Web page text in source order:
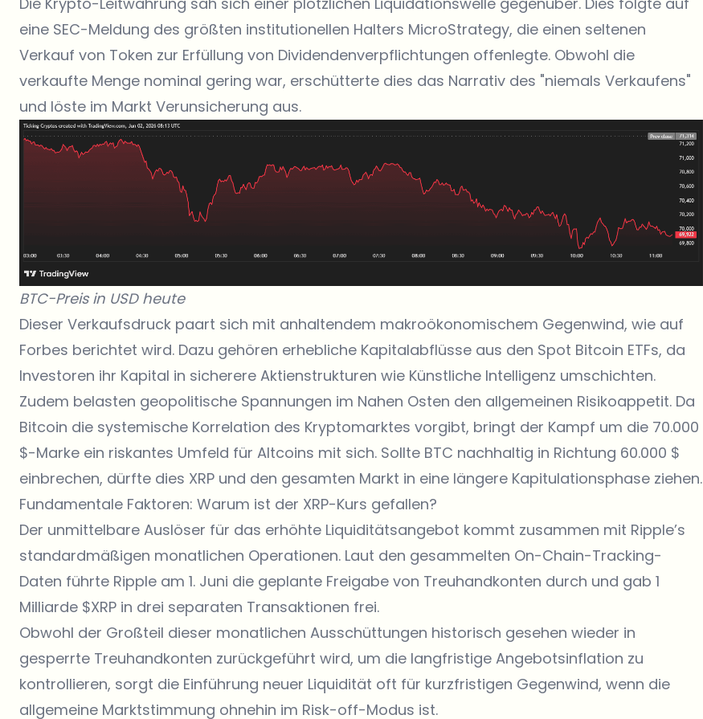
eine SEC-Meldung des größten institutionellen Halters MicroStrategy, die einen seltenen
Verkauf von Token zur Erfüllung von Dividendenverpflichtungen offenlegte. Obwohl die
verkaufte Menge nominal gering war, erschütterte dies das Narrativ des "niemals Verkaufens"
und löste im Markt Verunsicherung aus.
BTC-Preis in USD heute
Dieser Verkaufsdruck paart sich mit anhaltendem makroökonomischem Gegenwind, wie auf
Forbes berichtet wird. Dazu gehören erhebliche Kapitalabflüsse aus den Spot Bitcoin ETFs, da
Investoren ihr Kapital in sicherere Aktienstrukturen wie Künstliche Intelligenz umschichten.
Zudem belasten geopolitische Spannungen im Nahen Osten den allgemeinen Risikoappetit. Da
Bitcoin die systemische Korrelation des Kryptomarktes vorgibt, bringt der Kampf um die 70.000
$-Marke ein riskantes Umfeld für Altcoins mit sich. Sollte BTC nachhaltig in Richtung 60.000 $
einbrechen, dürfte dies XRP und den gesamten Markt in eine längere Kapitulationsphase ziehen.
Fundamentale Faktoren: Warum ist der XRP-Kurs gefallen?
Der unmittelbare Auslöser für das erhöhte Liquiditätsangebot kommt zusammen mit Ripple’s
standardmäßigen monatlichen Operationen. Laut den gesammelten On-Chain-Tracking-
Daten führte Ripple am 1. Juni die geplante Freigabe von Treuhandkonten durch und gab 1
Milliarde $XRP in drei separaten Transaktionen frei.
Obwohl der Großteil dieser monatlichen Ausschüttungen historisch gesehen wieder in
gesperrte Treuhandkonten zurückgeführt wird, um die langfristige Angebotsinflation zu
kontrollieren, sorgt die Einführung neuer Liquidität oft für kurzfristigen Gegenwind, wenn die
allgemeine Marktstimmung ohnehin im Risk-off-Modus ist.